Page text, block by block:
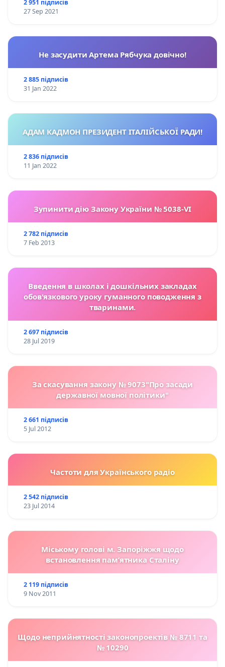
2 951 підписів
27 Sep 2021
Не засудити Артема Рябчука довічно!
2 885 підписів
31 Jan 2022
АДАМ КАДМОН ПРЕЗИДЕНТ ІТАЛІЙСЬКОЇ РАДИ!
2 836 підписів
11 Jan 2022
Зупинити дію Закону України № 5038-VI
2 782 підписів
7 Feb 2013
Введення в школах і дошкільних закладах
обов'язкового уроку гуманного поводження з
тваринами.
2 697 підписів
28 Jul 2019
За скасування закону № 9073"Про засади
державної мовної політики"
2 661 підписів
5 Jul 2012
Частоти для Українського радіо
2 542 підписів
23 Jul 2014
Міському голові м. Запоріжжя щодо
встановлення пам’ятника Сталіну
2 119 підписів
9 Nov 2011
Щодо неприйнятності законопроектів № 8711 та
№ 10290